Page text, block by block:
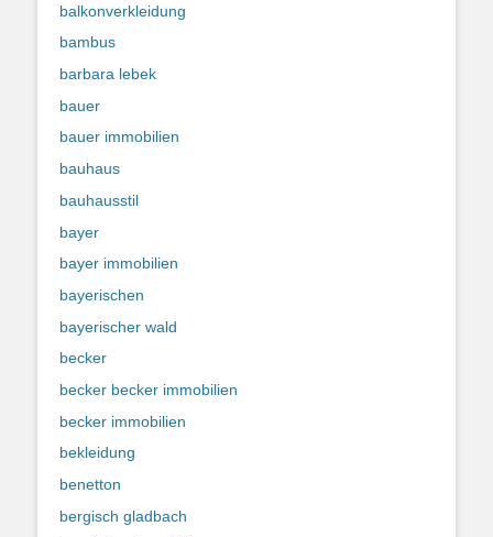
balkonverkleidung
bambus
barbara lebek
bauer
bauer immobilien
bauhaus
bauhausstil
bayer
bayer immobilien
bayerischen
bayerischer wald
becker
becker becker immobilien
becker immobilien
bekleidung
benetton
bergisch gladbach